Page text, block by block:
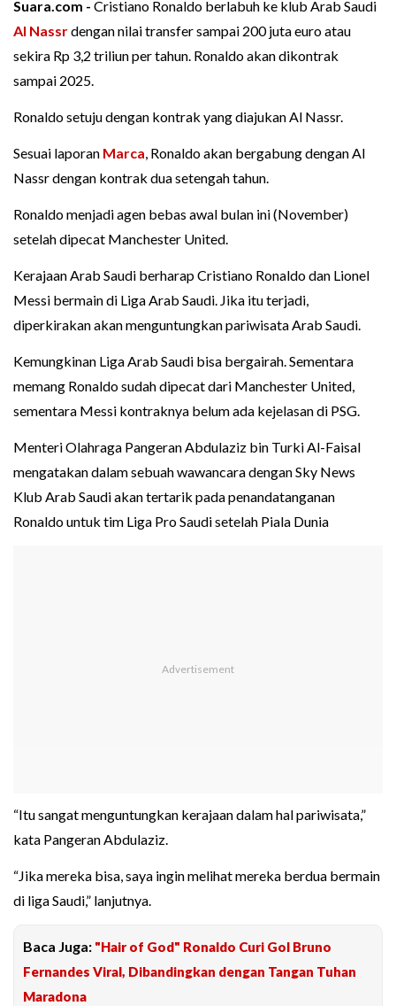
Suara.com - Cristiano Ronaldo berlabuh ke klub Arab Saudi
Al Nassrdengan nilai transfer sampai 200 juta euro atau
sekira Rp 3,2 triliun per tahun. Ronaldo akan dikontrak
sampai 2025.
Ronaldo setuju dengan kontrak yang diajukan Al Nassr.
Sesuai laporan Marca, Ronaldo akan bergabung dengan Al
Nassr dengan kontrak dua setengah tahun.
Ronaldo menjadi agen bebas awal bulan ini (November)
setelah dipecat Manchester United.
Kerajaan Arab Saudi berharap Cristiano Ronaldo dan Lionel
Messi bermain di Liga Arab Saudi. Jika itu terjadi,
diperkirakan akan menguntungkan pariwisata Arab Saudi.
Kemungkinan Liga Arab Saudi bisa bergairah. Sementara
memang Ronaldo sudah dipecat dari Manchester United,
sementara Messi kontraknya belum ada kejelasan di PSG.
Menteri Olahraga Pangeran Abdulaziz bin Turki Al-Faisal
mengatakan dalam sebuah wawancara dengan Sky News
Klub Arab Saudi akan tertarik pada penandatanganan
Ronaldo untuk tim Liga Pro Saudi setelah Piala Dunia
“Itu sangat menguntungkan kerajaan dalam hal pariwisata,”
kata Pangeran Abdulaziz.
“Jika mereka bisa, saya ingin melihat mereka berdua bermain
di liga Saudi,” lanjutnya.
Baca Juga: "Hair of God" Ronaldo Curi Gol Bruno
Fernandes Viral, Dibandingkan dengan Tangan Tuhan
Maradona